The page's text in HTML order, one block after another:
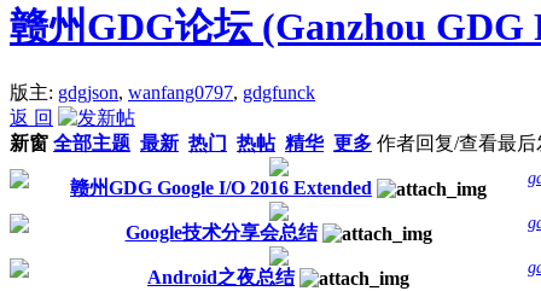
赣州GDG论坛 (Ganzhou GDG
版主: gdgjson, wanfang0797, gdgfunck
返 回
新窗 全部主题 最新 热门 热帖 精华 更多 作者回复/查看最后
赣州GDG Google I/O 2016 Extended
Google技术分享会总结
Android之夜总结